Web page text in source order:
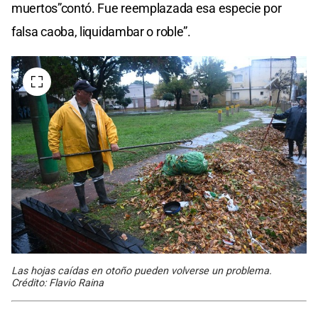
muertos”contó. Fue reemplazada esa especie por
falsa caoba, liquidambar o roble”.
Las hojas caídas en otoño pueden volverse un problema.
Crédito: Flavio Raina